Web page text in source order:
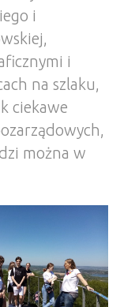
i
i
na szlaku,
ciekawe
można w